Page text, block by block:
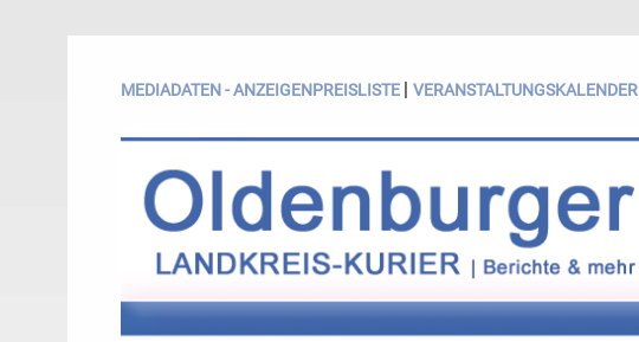
MEDIADATEN - ANZEIGENPREISLISTE | VERANSTALTUNGSKALENDER